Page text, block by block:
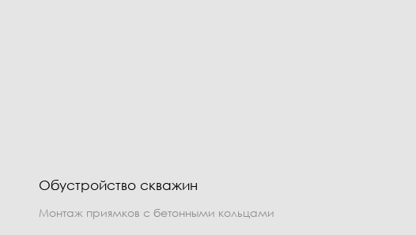
Обустройство скважин
Монтаж приямков с бетонными кольцами